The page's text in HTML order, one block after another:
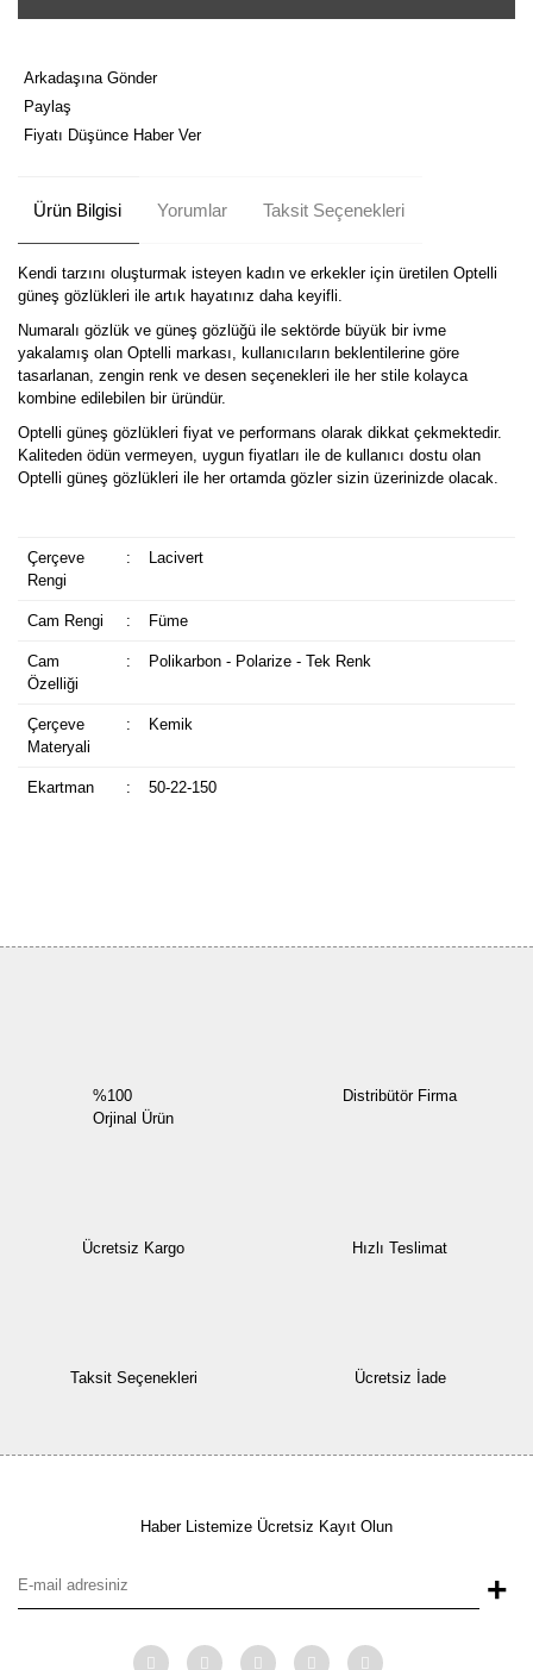
Arkadaşına Gönder
Paylaş
Fiyatı Düşünce Haber Ver
Ürün Bilgisi Yorumlar Taksit Seçenekleri
Kendi tarzını oluşturmak isteyen kadın ve erkekler için üretilen Optelli
güneş gözlükleri ile artık hayatınız daha keyifli.
Numaralı gözlük ve güneş gözlüğü ile sektörde büyük bir ivme
yakalamış olan Optelli markası, kullanıcıların beklentilerine göre
tasarlanan, zengin renk ve desen seçenekleri ile her stile kolayca
kombine edilebilen bir üründür.
Optelli güneş gözlükleri fiyat ve performans olarak dikkat çekmektedir.
Kaliteden ödün vermeyen, uygun fiyatları ile de kullanıcı dostu olan
Optelli güneş gözlükleri ile her ortamda gözler sizin üzerinizde olacak.
Çerçeve
Rengi
: Lacivert
Cam Rengi : Füme
Cam
Özelliği
: Polikarbon - Polarize - Tek Renk
Çerçeve
Materyali
: Kemik
Ekartman : 50-22-150
%100
Orjinal Ürün
Distribütör Firma
Ücretsiz Kargo Hızlı Teslimat
Taksit Seçenekleri Ücretsiz İade
Haber Listemize Ücretsiz Kayıt Olun
+